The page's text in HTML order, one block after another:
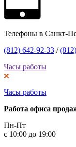
Телефоны в Санкт-
(812) 642-92-33 /
Часы работы
Часы работы
Работа офиса
Пн-Пт
с 10:00 до 19:00